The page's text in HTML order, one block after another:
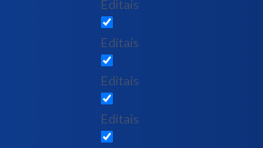
Editais
Editais
Editais
Editais